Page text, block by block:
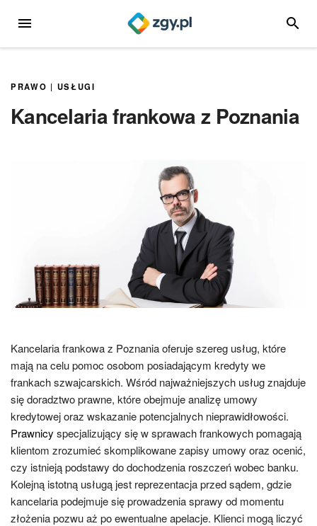
MENU
PRAWO | USŁUGI
Kancelaria frankowa z Poznania
Kancelaria frankowa z Poznania oferuje szereg usług, które
mają na celu pomoc osobom posiadającym kredyty we
frankach szwajcarskich. Wśród najważniejszych usług znajduje
się doradztwo prawne, które obejmuje analizę umowy
kredytowej oraz wskazanie potencjalnych nieprawidłowości.
Prawnicy specjalizujący się w sprawach frankowych pomagają
klientom zrozumieć skomplikowane zapisy umowy oraz ocenić,
czy istnieją podstawy do dochodzenia roszczeń wobec banku.
Kolejną istotną usługą jest reprezentacja przed sądem, gdzie
kancelaria podejmuje się prowadzenia sprawy od momentu
złożenia pozwu aż po ewentualne apelacje. Klienci mogą liczyć